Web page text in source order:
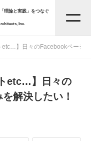
理論と実践」をつなぐ
Inc.
etc…】日々のFacebookページ
etc…】日々の
解決したい！